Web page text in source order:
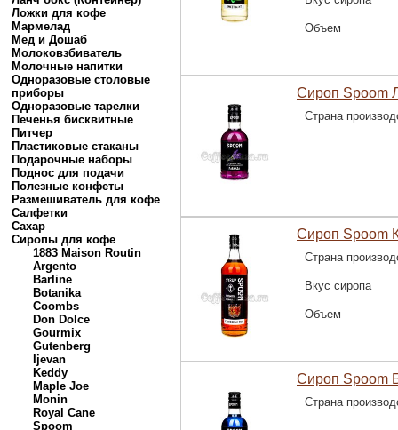
Ложки для кофе
Мармелад
Мед и Дошаб
Молоковзбиватель
Молочные напитки
Одноразовые столовые
приборы
Одноразовые тарелки
Печенья бисквитные
Питчер
Пластиковые стаканы
Подарочные наборы
Поднос для подачи
Полезные конфеты
Размешиватель для кофе
Салфетки
Сахар
Сиропы для кофе
1883 Maison Routin
Argento
Barline
Botanika
Coombs
Don Dolce
Gourmix
Gutenberg
Ijevan
Keddy
Maple Joe
Monin
Royal Cane
Spoom
Объем
Сироп Spoom
Страна
Сироп Spoom
Страна
Вкус сиропа
Объем
Сироп Spoom
Страна